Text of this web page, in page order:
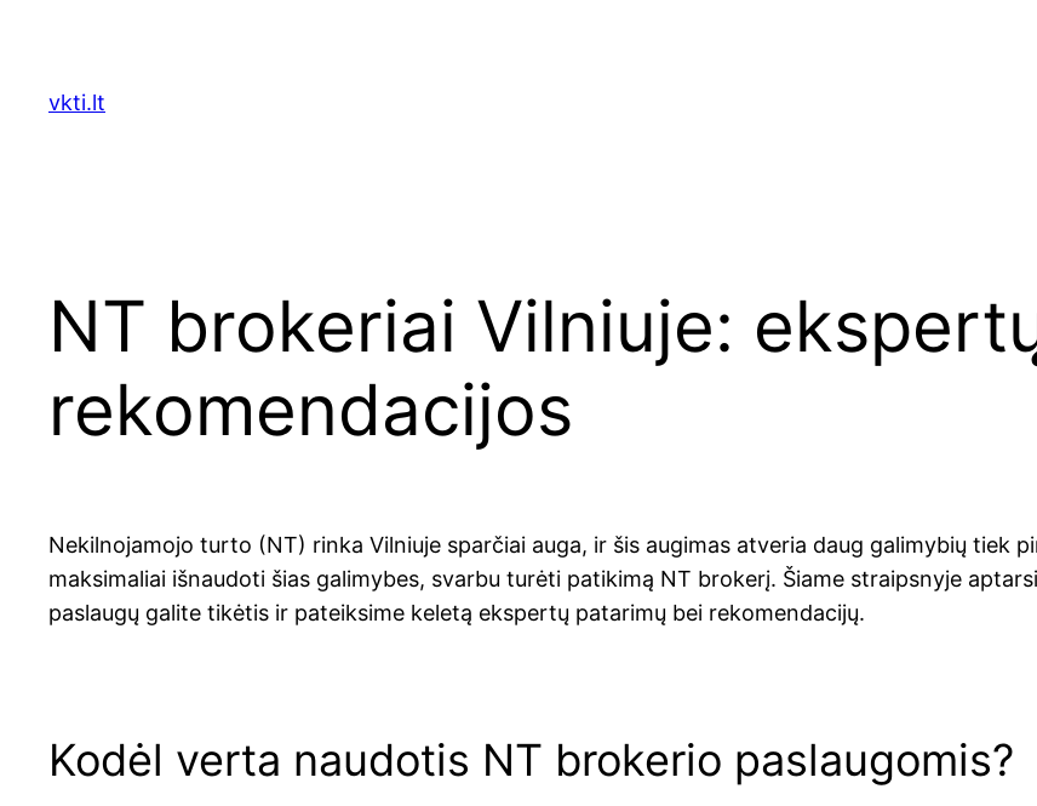
content
vkti.lt
NT brokeriai Vilniuje:
rekomendacijos
Nekilnojamojo turto (NT) rinka Vilniuje sparčiai auga, ir šis augimas atveria daug galimybių tiek
maksimaliai išnaudoti šias galimybes, svarbu turėti patikimą NT brokerį. Šiame straipsnyje
paslaugų galite tikėtis ir pateiksime keletą ekspertų patarimų bei rekomendacijų.
Kodėl verta naudotis NT brokerio paslaugomis?